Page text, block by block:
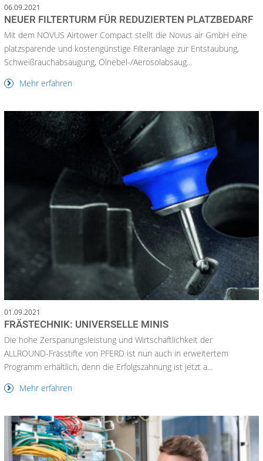
06.09.2021
NEUER FILTERTURM FÜR REDUZIERTEN PLATZBEDARF
Mit dem NOVUS Airtower Compact stellt die Novus air GmbH eine
platzsparende und kostengünstige Filteranlage zur Entstaubung,
Schweißrauchabsaugung, Ölnebel-/Aerosolabsaug...
Mehr erfahren
01.09.2021
FRÄSTECHNIK: UNIVERSELLE MINIS
Die hohe Zerspanungsleistung und Wirtschaftlichkeit der
ALLROUND-Frässtifte von PFERD ist nun auch in erweitertem
Programm erhältlich, denn die Erfolgszahnung ist jetzt a...
Mehr erfahren